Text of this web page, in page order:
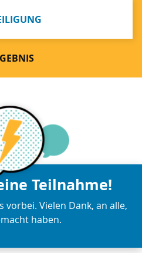
Teilnahme!
vorbei. Vielen Dank, an alle,
haben.